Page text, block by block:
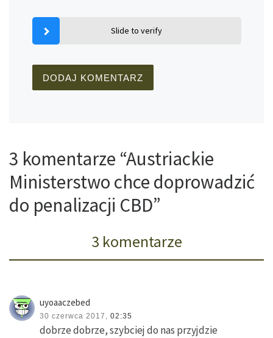
Slide to verify
3 komentarze “Austriackie
Ministerstwo chce doprowadzić
do penalizacji CBD”
3 komentarze
uyoaaczebed
30 czerwca 2017, 02:35
dobrze dobrze, szybciej do nas przyjdzie